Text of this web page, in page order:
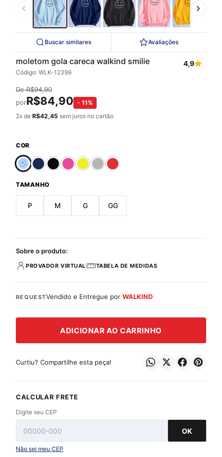
Buscar similares Avaliações
moletom gola careca walkind smilie
Código: WLK-12399
4,9
DeR$94,90
porR$84,90 - 11%
2x de R$42,45 sem juros no cartão
COR
TAMANHO
P M G GG
Sobre o produto:
PROVADOR VIRTUAL TABELA DE MEDIDAS
REQUESTVendido e Entregue porWALKIND
ADICIONAR AO CARRINHO
Curtiu? Compartilhe esta peça!
CALCULAR FRETE
Digite seu CEP
OK
Não sei meu CEP